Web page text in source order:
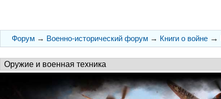
Форум → Военно-исторический форум → Книги о войне →